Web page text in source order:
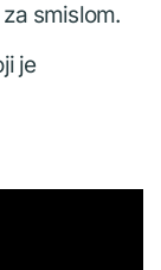
smislom.
je